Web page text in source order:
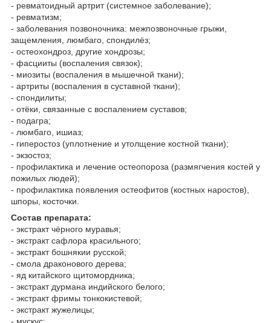
- ревматоидный артрит (системное заболевание);
- ревматизм;
- заболевания позвоночника: межпозвоночные грыжи,
защемления, люмбаго, спондилёз;
- остеохондроз, другие хондрозы;
- фасцииты (воспаления связок);
- миозиты (воспаления в мышечной ткани);
- артриты (воспаления в суставной ткани);
- спондилиты;
- отёки, связанные с воспалением суставов;
- подагра;
- люмбаго, ишиаз;
- гиперостоз (уплотнение и утолщение костной ткани);
- экзостоз;
- профилактика и лечение остеопороза (размягчения костей у
пожилых людей);
- профилактика появления остеофитов (костных наростов),
шпоры, косточки.
Состав препарата:
- экстракт чёрного муравья;
- экстракт сафлора красильного;
- экстракт бошнякии русской;
- смола драконового дерева;
- яд китайского щитомордника;
- экстракт дурмана индийского белого;
- экстракт фримы тонкокистевой;
- экстракт жужелицы;